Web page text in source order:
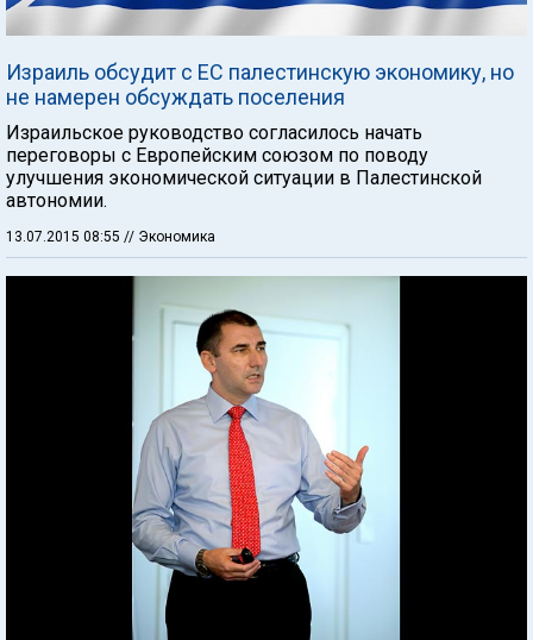
Израиль обсудит с ЕС палестинскую экономику, но
не намерен обсуждать поселения
Израильское руководство согласилось начать
переговоры с Европейским союзом по поводу
улучшения экономической ситуации в Палестинской
автономии.
13.07.2015 08:55 // Экономика